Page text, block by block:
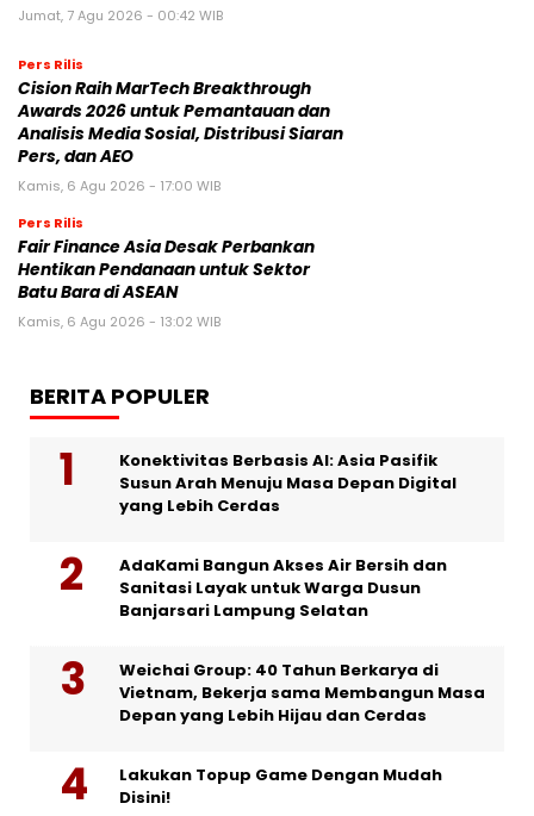
Jumat, 7 Agu 2026 - 00:42 WIB
Pers Rilis
Cision Raih MarTech Breakthrough
Awards 2026 untuk Pemantauan dan
Analisis Media Sosial, Distribusi Siaran
Pers, dan AEO
Kamis, 6 Agu 2026 - 17:00 WIB
Pers Rilis
Fair Finance Asia Desak Perbankan
Hentikan Pendanaan untuk Sektor
Batu Bara di ASEAN
Kamis, 6 Agu 2026 - 13:02 WIB
BERITA POPULER
Konektivitas Berbasis AI: Asia Pasifik
Susun Arah Menuju Masa Depan Digital
yang Lebih Cerdas
AdaKami Bangun Akses Air Bersih dan
Sanitasi Layak untuk Warga Dusun
Banjarsari Lampung Selatan
Weichai Group: 40 Tahun Berkarya di
Vietnam, Bekerja sama Membangun Masa
Depan yang Lebih Hijau dan Cerdas
Lakukan Topup Game Dengan Mudah
Disini!